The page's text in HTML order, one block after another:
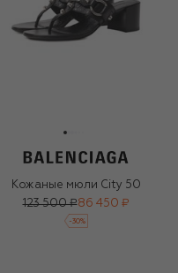
Кожаные мюли City 50
123 500 ₽86 450 ₽
-30%